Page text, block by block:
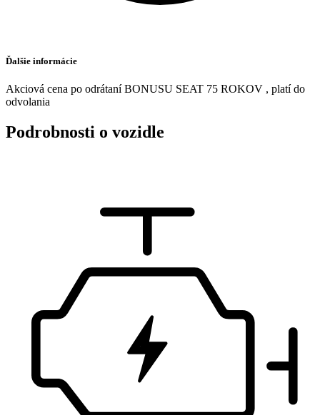
Ďalšie informácie
Akciová cena po odrátaní BONUSU SEAT 75 ROKOV , platí do
odvolania
Podrobnosti o vozidle